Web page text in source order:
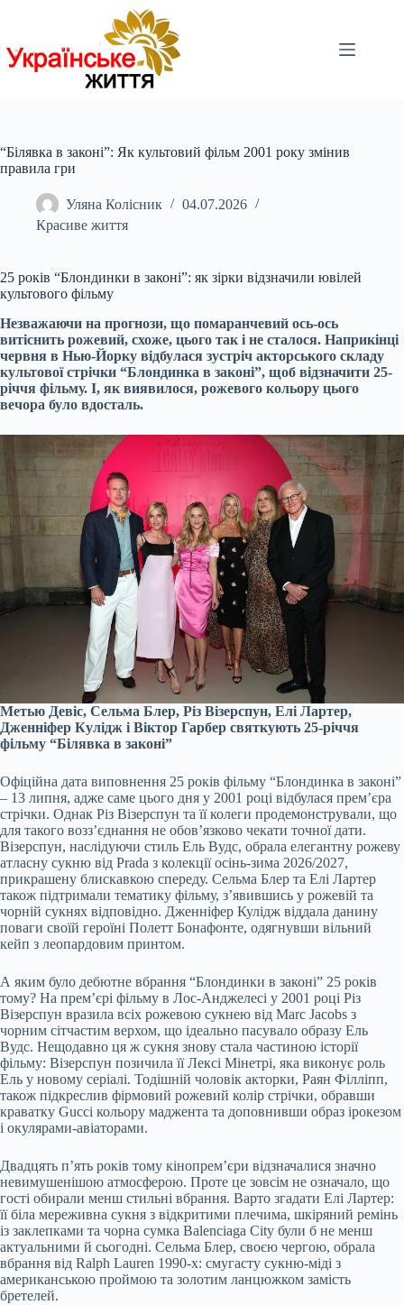
“Білявка в законі”: Як культовий фільм 2001 року змінив
правила гри
Уляна Колісник
04.07.2026
Красиве життя
25 років “Блондинки в законі”: як зірки відзначили ювілей
культового фільму
Незважаючи на прогнози, що помаранчевий ось-ось
витіснить рожевий, схоже, цього так і не сталося. Наприкінці
червня в Нью-Йорку відбулася зустріч акторського складу
культової стрічки “Блондинка в законі”, щоб відзначити 25-
річчя фільму. І, як виявилося, рожевого кольору цього
вечора було вдосталь.
Метью Девіс, Сельма Блер, Різ Візерспун, Елі Лартер,
Дженніфер Кулідж і Віктор Гарбер святкують 25-річчя
фільму “Білявка в законі”
Офіційна дата виповнення 25 років фільму “Блондинка в законі”
– 13 липня, адже саме цього дня у 2001 році відбулася прем’єра
стрічки. Однак Різ Візерспун та її колеги продемонстрували, що
для такого возз’єднання не обов’язково чекати точної дати.
Візерспун, наслідуючи стиль Ель Вудс, обрала елегантну рожеву
атласну сукню від Prada з колекції осінь-зима 2026/2027,
прикрашену блискавкою спереду. Сельма Блер та Елі Лартер
також підтримали тематику фільму, з’явившись у рожевій та
чорній сукнях відповідно. Дженніфер Кулідж віддала данину
поваги своїй героїні Полетт Бонафонте, одягнувши вільний
кейп з леопардовим принтом.
А яким було дебютне вбрання “Блондинки в законі” 25 років
тому? На прем’єрі фільму в Лос-Анджелесі у 2001 році Різ
Візерспун вразила всіх рожевою сукнею від Marc Jacobs з
чорним сітчастим верхом, що ідеально пасувало образу Ель
Вудс. Нещодавно ця ж сукня знову стала частиною історії
фільму: Візерспун позичила її Лексі Мінетрі, яка виконує роль
Ель у новому серіалі. Тодішній чоловік акторки, Раян Філліпп,
також підкреслив фірмовий рожевий колір стрічки, обравши
краватку Gucci кольору маджента та доповнивши образ ірокезом
і окулярами-авіаторами.
Двадцять п’ять років тому кінопрем’єри відзначалися значно
невимушенішою атмосферою. Проте це зовсім не означало, що
гості обирали менш стильні вбрання. Варто згадати Елі Лартер:
її біла мереживна сукня з відкритими плечима, шкіряний ремінь
із заклепками та чорна сумка Balenciaga City були б не менш
актуальними й сьогодні. Сельма Блер, своєю чергою, обрала
вбрання від Ralph Lauren 1990-х: смугасту сукню-міді з
американською проймою та золотим ланцюжком замість
бретелей.